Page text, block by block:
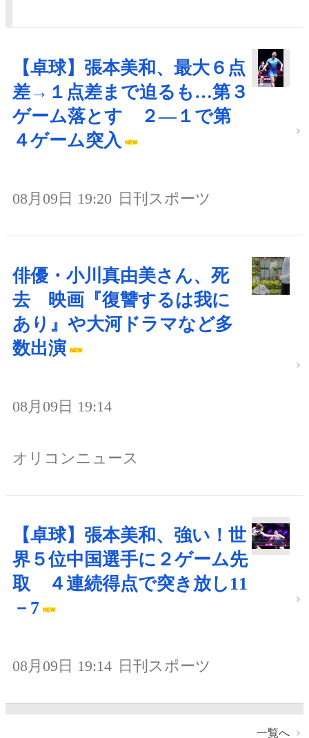
【卓球】張本美和、最大６点
差→１点差まで迫るも…第３
ゲーム落とす ２―１で第
４ゲーム突入
08月09日 19:20 日刊スポーツ
俳優・小川真由美さん、死
去 映画『復讐するは我に
あり』や大河ドラマなど多
数出演
08月09日 19:14
オリコンニュース
【卓球】張本美和、強い！世
界５位中国選手に２ゲーム先
取 ４連続得点で突き放し11
－7
08月09日 19:14 日刊スポーツ
一覧へ